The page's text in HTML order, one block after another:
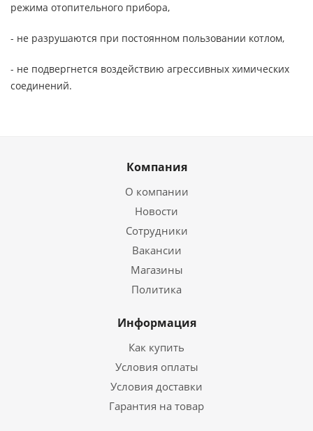
режима отопительного прибора,
- не разрушаются при постоянном пользовании котлом,
- не подвергнется воздействию агрессивных химических
соединений.
Компания
О компании
Новости
Сотрудники
Вакансии
Магазины
Политика
Информация
Как купить
Условия оплаты
Условия доставки
Гарантия на товар